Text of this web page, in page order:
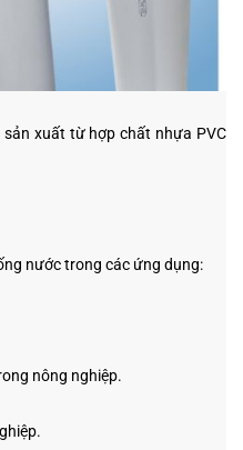
xuất từ hợp chất nhựa PVC
nước trong các ứng dụng:
nông nghiệp.